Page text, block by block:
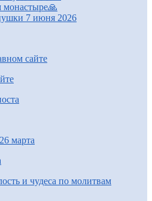
монастыре🙏
7 июня 2026